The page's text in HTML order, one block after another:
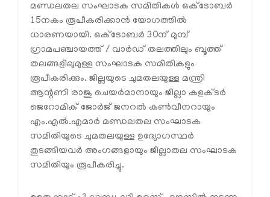
മണ്ഡലതല സംഘാടക സമിതികള്‍ ഒക്ടോബര്‍
15നകം രൂപീകരിക്കാന്‍ യോഗത്തില്‍
ധാരണയായി. ഒക്ടോബര്‍ 30ന് മുമ്പ്
ഗ്രാമപഞ്ചായത്ത് / വാര്‍ഡ് തലത്തിലും ബൂത്ത്
തലങ്ങളിലുമുള്ള സംഘാടക സമിതികളും
രൂപീകരിക്കും. ജില്ലയുടെ ചുമതലയുള്ള മന്ത്രി
ആന്റണി രാജു ചെയര്‍മാനായും ജില്ലാ കളക്ടര്‍
ജെറോമിക് ജോര്‍ജ് ജനറല്‍ കണ്‍വീനറായും
എം.എല്‍.എമാര്‍ മണ്ഡലതല സംഘാടക
സമിതിയുടെ ചുമതലയുള്ള ഉദ്യോഗസ്ഥര്‍
തുടങ്ങിയവര്‍ അംഗങ്ങളായും ജില്ലാതല സംഘാടക
സമിതിയും രൂപീകരിച്ചു.